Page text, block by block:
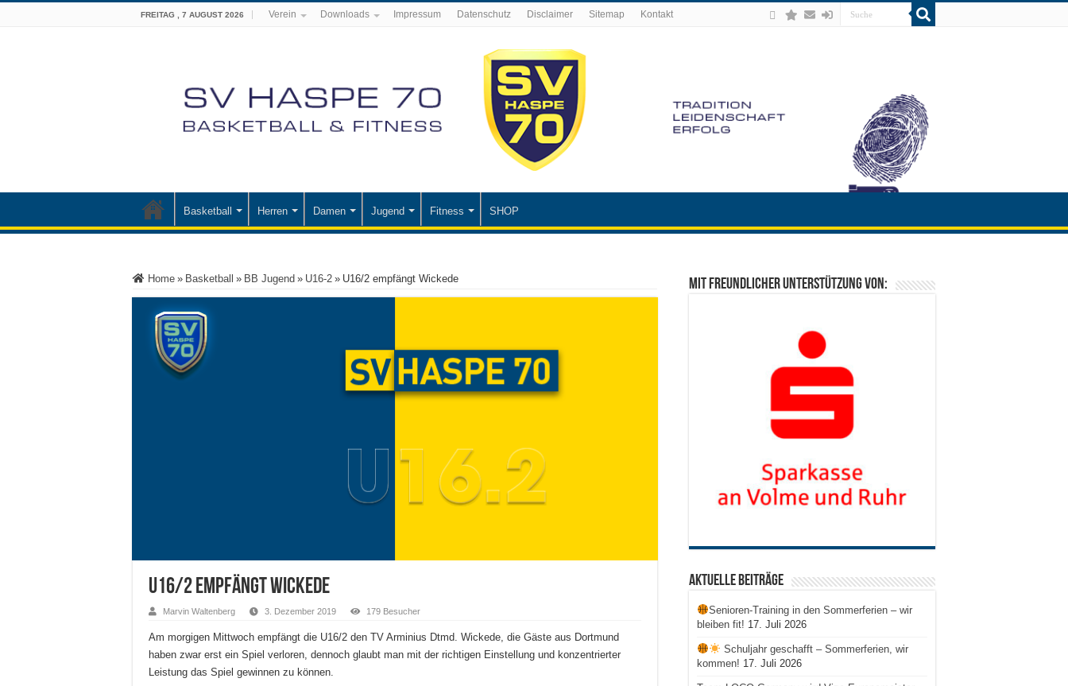
FREITAG , 7 AUGUST 2026 Verein Downloads Impressum Datenschutz Disclaimer Sitemap Kontakt
Basketball Herren Damen Jugend Fitness SHOP
Home » Basketball » BB Jugend » U16-2 » U16/2 empfängt Wickede
U16/2 empfängt Wickede
Marvin Waltenberg 3. Dezember 2019 179 Besucher
Am morgigen Mittwoch empfängt die U16/2 den TV Arminius Dtmd. Wickede, die Gäste aus Dortmund
haben zwar erst ein Spiel verloren, dennoch glaubt man mit der richtigen Einstellung und konzentrierter
Leistung das Spiel gewinnen zu können.
Mit freundlicher Unterstützung von:
Aktuelle Beiträge
Senioren-Training in den Sommerferien – wir
bleiben fit! 17. Juli 2026
Schuljahr geschafft – Sommerferien, wir
kommen! 17. Juli 2026